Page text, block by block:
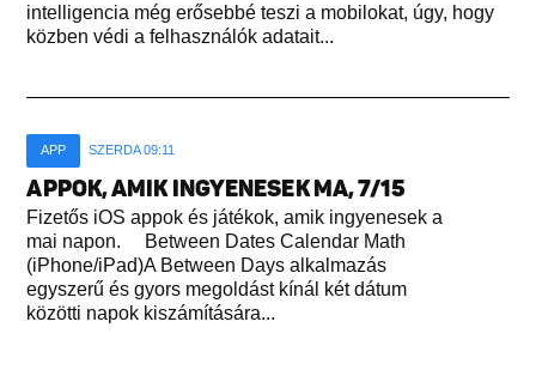
intelligencia még erősebbé teszi a mobilokat, úgy, hogy
közben védi a felhasználók adatait...
APP SZERDA 09:11
APPOK, AMIK INGYENESEK MA, 7/15
Fizetős iOS appok és játékok, amik ingyenesek a
mai napon. Between Dates Calendar Math
(iPhone/iPad)A Between Days alkalmazás
egyszerű és gyors megoldást kínál két dátum
közötti napok kiszámítására...